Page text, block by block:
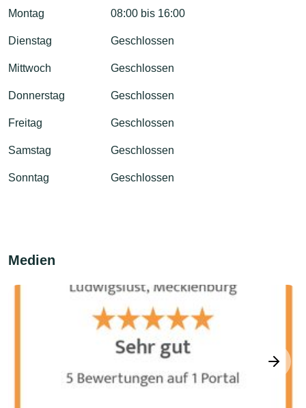
Montag 08:00 bis 16:00
Dienstag Geschlossen
Mittwoch Geschlossen
Donnerstag Geschlossen
Freitag Geschlossen
Samstag Geschlossen
Sonntag Geschlossen
Medien
next